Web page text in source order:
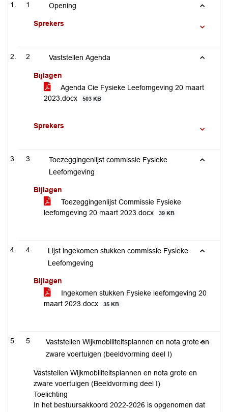
1 Opening
Sprekers
2 Vaststellen Agenda
Bijlagen
Agenda Cie Fysieke Leefomgeving 20 maart
2023.docx
503 KB
Sprekers
3
Toezeggingenlijst commissie Fysieke
Leefomgeving
Bijlagen
Toezeggingenlijst Commissie Fysieke
leefomgeving 20 maart 2023.docx
39 KB
4
Lijst ingekomen stukken commissie Fysieke
Leefomgeving
Bijlagen
Ingekomen stukken Fysieke leefomgeving 20
maart 2023.docx
35 KB
5
Vaststellen Wijkmobiliteitsplannen en nota grote en
zware voertuigen (beeldvorming deel I)
Vaststellen Wijkmobiliteitsplannen en nota grote en
zware voertuigen (Beeldvorming deel I)
Toelichting
In het bestuursakkoord 2022-2026 is opgenomen dat